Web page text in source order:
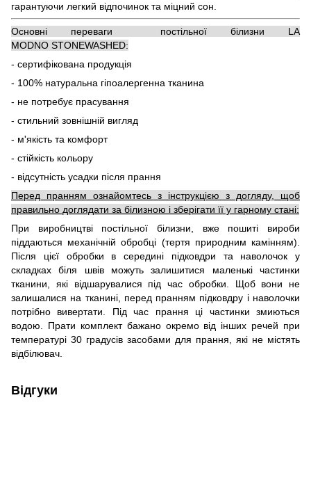
гарантуючи легкий відпочинок та міцний сон.
Основні переваги постільної білизни LA
MODNO STONEWASHED:
- сертифікована продукція
- 100% натуральна гіпоалергенна тканина
- не потребує прасування
- стильний зовнішній вигляд
- м'якість та комфорт
- стійкість кольору
- відсутність усадки після прання
Перед пранням ознайомтесь з інструкцією з догляду, щоб
правильно доглядати за білизною і зберігати її у гарному стані:
При виробництві постільної білизни, вже пошиті вироби
піддаються механічній обробці (тертя природним камінням).
Після цієї обробки в середині підковдри та наволочок у
складках біля швів можуть залишитися маленькі частинки
тканини, які відшарувалися під час обробки. Щоб вони не
залишалися на тканині, перед пранням підковдру і наволочки
потрібно вивертати. Під час прання ці частинки змиються
водою. Прати комплект бажано окремо від інших речей при
температурі 30 градусів засобами для прання, які не містять
відбілювач.
Відгуки